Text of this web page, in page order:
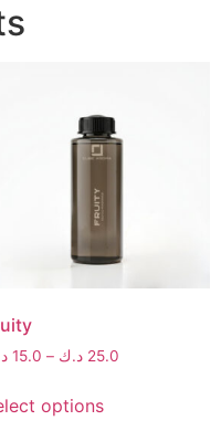
15.0 – 25.0 د.ك
options